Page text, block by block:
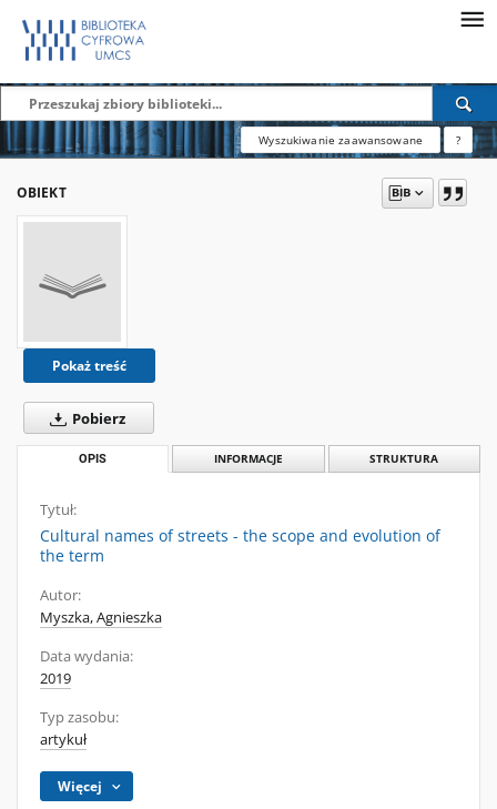
Wyszukiwanie zaawansowane ?
OBIEKT
Pokaż treść
Pobierz
OPIS INFORMACJE STRUKTURA
Tytuł:
Cultural names of streets - the scope and evolution of
the term
Autor:
Myszka, Agnieszka
Data wydania:
2019
Typ zasobu:
artykuł
Więcej